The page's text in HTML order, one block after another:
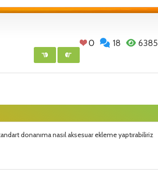
0 18 6385
donanıma nasıl aksesuar ekleme yaptırabiliriz